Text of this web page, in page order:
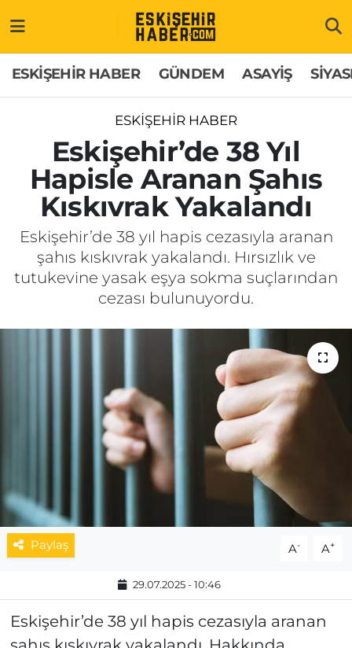
ESKİŞEHİR HABER GÜNDEM ASAYİŞ
ESKİŞEHİR HABER
Eskişehir’de 38 Yıl
Hapisle Aranan Şahıs
Kıskıvrak Yakalandı
Eskişehir’de 38 yıl hapis cezasıyla aranan
şahıs kıskıvrak yakalandı. Hırsızlık ve
tutukevine yasak eşya sokma suçlarından
cezası bulunuyordu.
Paylaş A- A+
29.07.2025 - 10:46
Eskişehir’de 38 yıl hapis cezasıyla aranan
GÜNDEM
ASAYİŞ
SİYASET
EKONOMİ
SAĞLIK
ESKİŞEHİRSPOR
Hakkımızda
İletişim
Künye
Odunpazarı Trafik Yoğunluk Haritası
Süper Lig Puan Durumu ve Fikstür
Tüm Manşetler
Son Dakika Haberleri
Haber Arşivi